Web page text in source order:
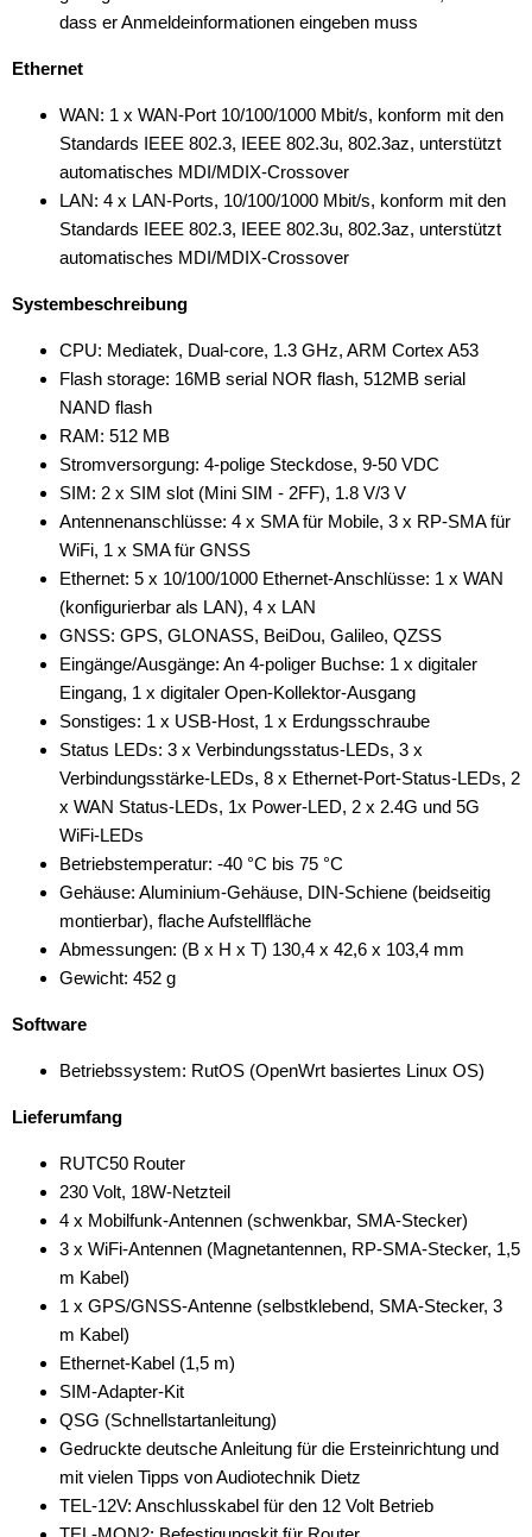
dass er Anmeldeinformationen eingeben muss
Ethernet
WAN: 1 x WAN-Port 10/100/1000 Mbit/s, konform mit den
Standards IEEE 802.3, IEEE 802.3u, 802.3az, unterstützt
automatisches MDI/MDIX-Crossover
LAN: 4 x LAN-Ports, 10/100/1000 Mbit/s, konform mit den
Standards IEEE 802.3, IEEE 802.3u, 802.3az, unterstützt
automatisches MDI/MDIX-Crossover
Systembeschreibung
CPU: Mediatek, Dual-core, 1.3 GHz, ARM Cortex A53
Flash storage: 16MB serial NOR flash, 512MB serial
NAND flash
RAM: 512 MB
Stromversorgung: 4-polige Steckdose, 9-50 VDC
SIM: 2 x SIM slot (Mini SIM - 2FF), 1.8 V/3 V
Antennenanschlüsse: 4 x SMA für Mobile, 3 x RP-SMA für
WiFi, 1 x SMA für GNSS
Ethernet: 5 x 10/100/1000 Ethernet-Anschlüsse: 1 x WAN
(konfigurierbar als LAN), 4 x LAN
GNSS: GPS, GLONASS, BeiDou, Galileo, QZSS
Eingänge/Ausgänge: An 4-poliger Buchse: 1 x digitaler
Eingang, 1 x digitaler Open-Kollektor-Ausgang
Sonstiges: 1 x USB-Host, 1 x Erdungsschraube
Status LEDs: 3 x Verbindungsstatus-LEDs, 3 x
Verbindungsstärke-LEDs, 8 x Ethernet-Port-Status-LEDs, 2
x WAN Status-LEDs, 1x Power-LED, 2 x 2.4G und 5G
WiFi-LEDs
Betriebstemperatur: -40 °C bis 75 °C
Gehäuse: Aluminium-Gehäuse, DIN-Schiene (beidseitig
montierbar), flache Aufstellfläche
Abmessungen: (B x H x T) 130,4 x 42,6 x 103,4 mm
Gewicht: 452 g
Software
Betriebssystem: RutOS (OpenWrt basiertes Linux OS)
Lieferumfang
RUTC50 Router
230 Volt, 18W-Netzteil
4 x Mobilfunk-Antennen (schwenkbar, SMA-Stecker)
3 x WiFi-Antennen (Magnetantennen, RP-SMA-Stecker, 1,5
m Kabel)
1 x GPS/GNSS-Antenne (selbstklebend, SMA-Stecker, 3
m Kabel)
Ethernet-Kabel (1,5 m)
SIM-Adapter-Kit
QSG (Schnellstartanleitung)
Gedruckte deutsche Anleitung für die Ersteinrichtung und
mit vielen Tipps von Audiotechnik Dietz
TEL-12V: Anschlusskabel für den 12 Volt Betrieb